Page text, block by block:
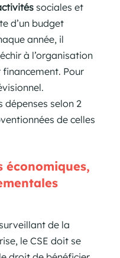
sociales et
d’un budget
année, il
à l’organisation
Pour
dépenses selon 2
de celles
économiques,
de la
le CSE doit se